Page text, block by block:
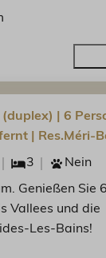
| 6
| Res.Méri-
3 Nein
Genießen Sie
Vallees und die
Les-Bains!